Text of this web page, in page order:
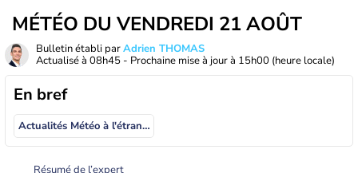
MÉTÉO DU VENDREDI 21 AOÛT
Bulletin établi parAdrien THOMAS
Actualisé à 08h45 - Prochaine mise à jour à 15h00 (heure locale)
En bref
Actualités Météo à l'étranger
Résumé de l’expert